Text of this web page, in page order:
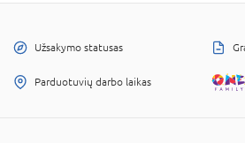
Užsakymo statusas
Parduotuvių darbo laikas